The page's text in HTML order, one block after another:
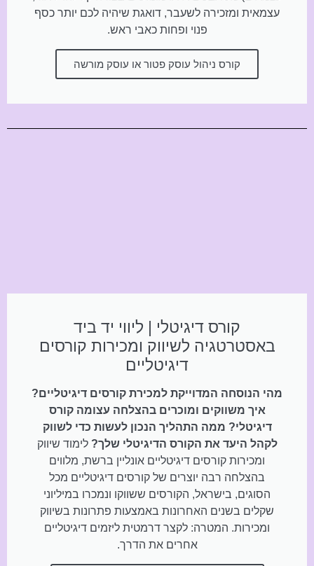
עצמאית ומזכירה לשעבר, דואגת שיהיה לכם יותר כסף
פנוי ופחות כאבי ראש.
קורס ניהול עוסק פטור או עוסק מורשה
קורס דיגיטלי | ליווי יד ביד
באסטרטגיה לשיווק ומכירות קורסים
דיגיטליים
מהי הנוסחה המדוייקת למכירת קורסים דיגיטליים?
איך משווקים ומוכרים בהצלחה עצומה קורס
דיגיטלי? ממה התהליך הנכון לעשות כדי לשווק
לקהל היעד את הקורס הדיגיטלי שלך?לימוד שיווק
ומכירות קורסים דיגיטליים אונליין ברשת, מלווים
בהצלחה רבה יוצרים של קורסים דיגיטליים מכל
הסוגים, בישראל, הקורסים ששווקו ונמכרו במיליוני
שקלים בשנים האחרונות באמצעות פתרונות בשיווק
ומכירות. המטרה: לקצר דרמטית ליזמים דיגיטליים
אחרים את הדרך.